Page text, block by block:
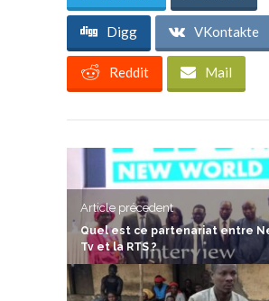
Digg VKontakte
Reddit Mail
Article précedent
Quel est ce partenariat entre
Tv et la RTS ?